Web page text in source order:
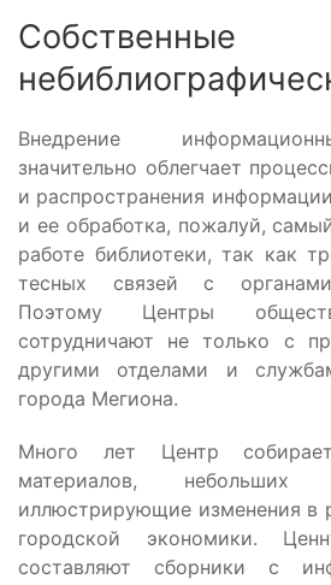
Собственные
Внедрение
значительно облегчает
и распространения
и ее обработка, пожалуй,
работе библиотеки, так как
тесных связей с органами
Поэтому Центры
сотрудничают не только с
другими отделами и
города Мегиона.
Много лет Центр
материалов,
иллюстрирующие изменения в
городской экономики.
составляют сборники с